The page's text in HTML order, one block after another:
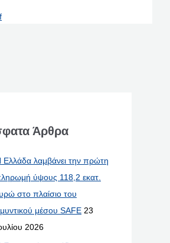
Άρθρα
Ελλάδα λαμβάνει την πρώτη
ύψους 118,2 εκατ.
στο πλαίσιο του
μέσου SAFE 23
2026